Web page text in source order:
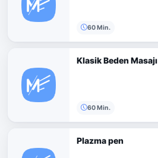
60 Min.
Klasik Beden Masajı
60 Min.
Plazma pen